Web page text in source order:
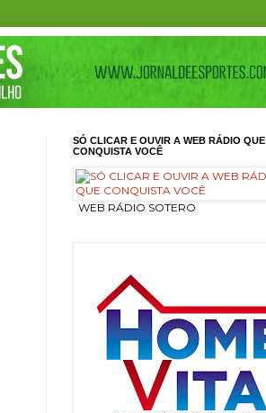
SÓ CLICAR E OUVIR A WEB RÁDIO QUE
CONQUISTA VOCÊ
ㅤ WEB RÁDIO SOTERO